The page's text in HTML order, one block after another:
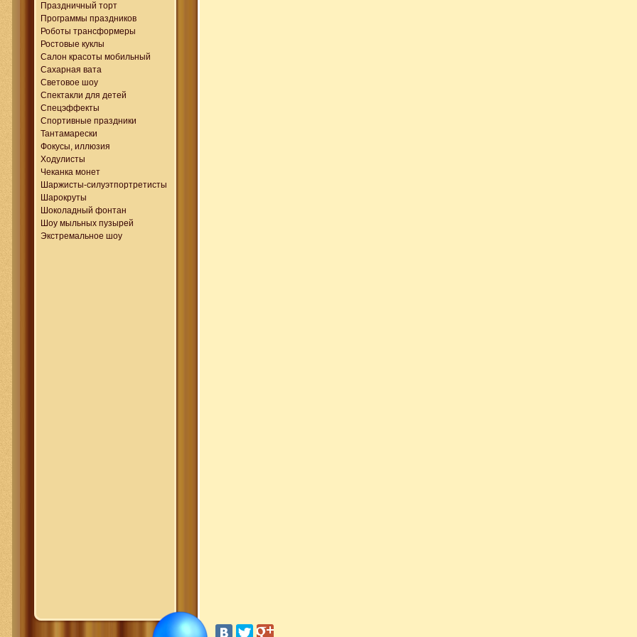
Праздничный торт
Программы праздников
Роботы трансформеры
Ростовые куклы
Салон красоты мобильный
Сахарная вата
Световое шоу
Спектакли для детей
Спецэффекты
Спортивные праздники
Тантамарески
Фокусы, иллюзия
Ходулисты
Чеканка монет
Шаржисты-силуэтпортретисты
Шарокруты
Шоколадный фонтан
Шоу мыльных пузырей
Экстремальное шоу